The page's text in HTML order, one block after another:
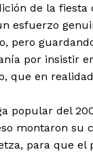
de la fiesta
esfuerzo
pero
por insistir
que en
popular del
montaron su
para que el